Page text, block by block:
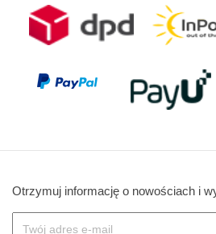
Otrzymuj informację o nowościach i